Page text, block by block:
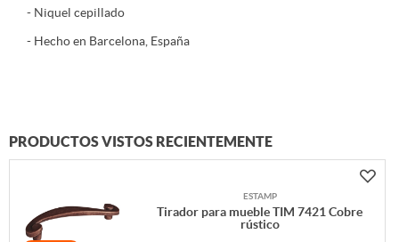
- Niquel cepillado
- Hecho en Barcelona, España
PRODUCTOS VISTOS RECIENTEMENTE
ESTAMP
Tirador para mueble TIM 7421 Cobre
rústico